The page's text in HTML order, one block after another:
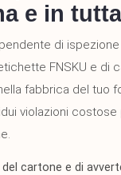
e in
di ispezione
FNSKU e di
fabbrica del tuo
violazioni
del cartone e di